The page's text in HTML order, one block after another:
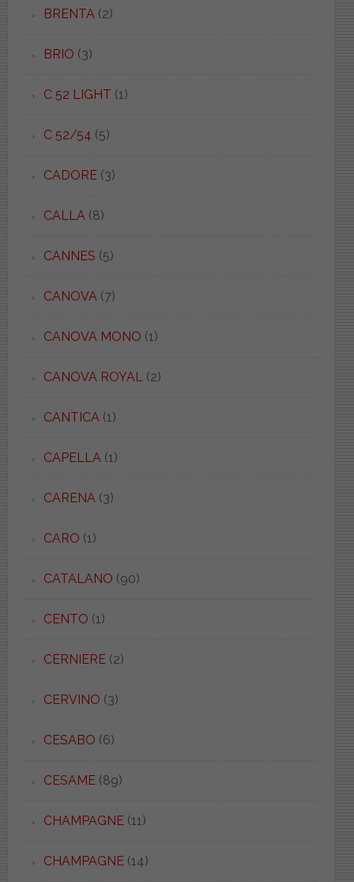
BRENTA (2)
BRIO (3)
C 52 LIGHT (1)
C 52/54 (5)
CADORE(3)
CALLA (8)
CANNES (5)
CANOVA (7)
CANOVA MONO (1)
CANOVA ROYAL (2)
CANTICA (1)
CAPELLA (1)
CARENA (3)
CARO (1)
CATALANO (90)
CENTO (1)
CERNIERE(2)
CERVINO (3)
CESABO (6)
CESAME(89)
CHAMPAGNE(11)
CHAMPAGNE(14)